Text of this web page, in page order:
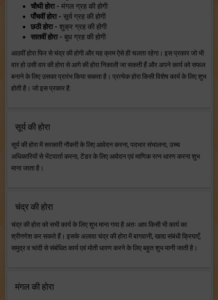
चौथी होरा - मंगल ग्रह की होगी
पाँचवीं होरा - सूर्य ग्रह की होगी
छठी होरा - शुक्र ग्रह की होगी
सातवीं होरा - बुध ग्रह की होगी
आठवीं होरा फिर से चंद्र की होगी और यह क्रम ऐसे ही चलता रहेगा। इस प्रकार जो भी
वार हो उसी वार की होरा से आगे की होरा निकाली जा सकती हैं और अपने कार्य को सफल
बनाने के लिए उसका प्रारंभ किया सकता है। प्रत्येक होरा किसी विशेष कार्य के लिए शुभ
होती है। जो इस प्रकार है:
सूर्य की होरा
सूर्य की होरा में सरकारी नौकरी के लिए आवेदन करना, पदभार संभालना, उच्च
अधिकारियों से भेंटवार्ता करना, टेंडर के लिए आवेदन एवं माणिक रत्न धारण करना शुभ
माना जाता है।
चंद्र की होरा
चंद्र की होरा को सभी कार्य के लिए शुभ माना गया है अतः आप किसी भी कार्य का
श्रीगणेश कर सकते हैं। इसके अलावा चंद्र की होरा में बागवानी, खाद्य संबंधी क्रियाएँ,
समुद्र व चांदी से संबंधित कार्य एवं मोती धारण करने के लिए बहुत शुभ मानी जाती है।
मंगल की होरा